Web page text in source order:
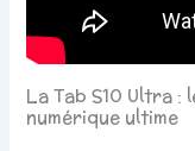
La Tab S10 Ultra
numérique ultime